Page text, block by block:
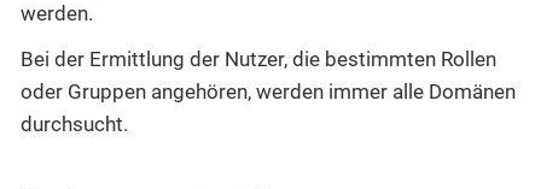
werden.
Bei der Ermittlung der Nutzer, die bestimmten Rollen
oder Gruppen angehören, werden immer alle Domänen
durchsucht.